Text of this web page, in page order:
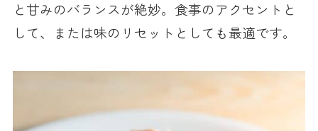
と甘みのバランスが絶妙。食事のアクセントと
して、または味のリセットとしても最適です。